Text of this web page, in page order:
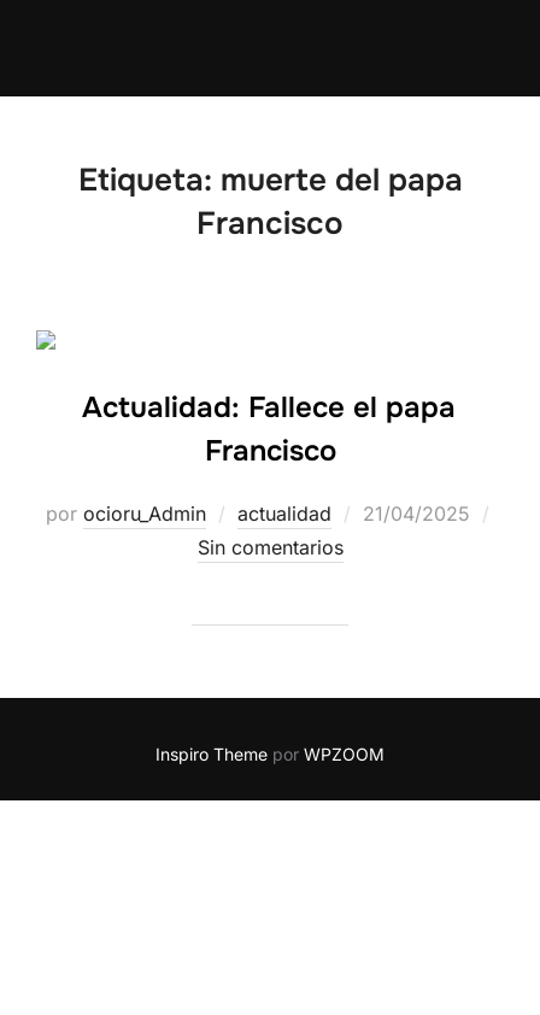
Etiqueta: muerte del papa
Francisco
Actualidad: Fallece el papa
Francisco
por ocioru_Admin actualidad
21/04/2025
Sin comentarios
Inspiro Theme por WPZOOM